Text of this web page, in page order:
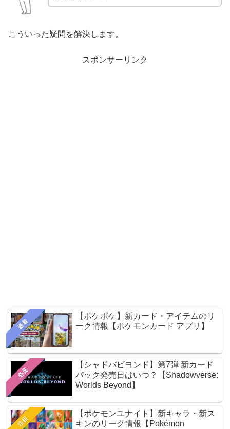
こういった疑問を解決します。
スポンサーリンク
新着
【ポケポケ】新カード・アイテムのリ
ーク情報【ポケモンカード アプリ】
必見
【シャドバビヨンド】第7弾 新カード
パック発売日はいつ？【Shadowverse:
Worlds Beyond】
注目
【ポケモンユナイト】新キャラ・新ス
キンのリーク情報【Pokémon